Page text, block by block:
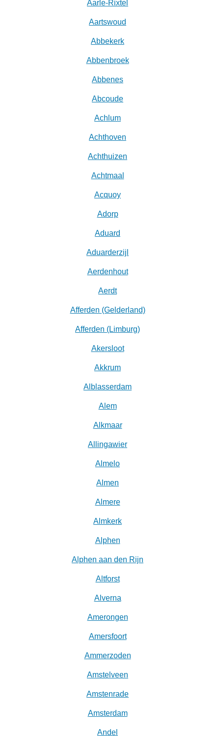
Aarle-Rixtel
Aartswoud
Abbekerk
Abbenbroek
Abbenes
Abcoude
Achlum
Achthoven
Achthuizen
Achtmaal
Acquoy
Adorp
Aduard
Aduarderzijl
Aerdenhout
Aerdt
Afferden (Gelderland)
Afferden (Limburg)
Akersloot
Akkrum
Alblasserdam
Alem
Alkmaar
Allingawier
Almelo
Almen
Almere
Almkerk
Alphen
Alphen aan den Rijn
Altforst
Alverna
Amerongen
Amersfoort
Ammerzoden
Amstelveen
Amstenrade
Amsterdam
Andel